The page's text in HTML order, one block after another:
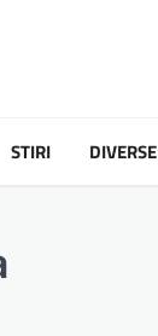
STIRI DIVERSE